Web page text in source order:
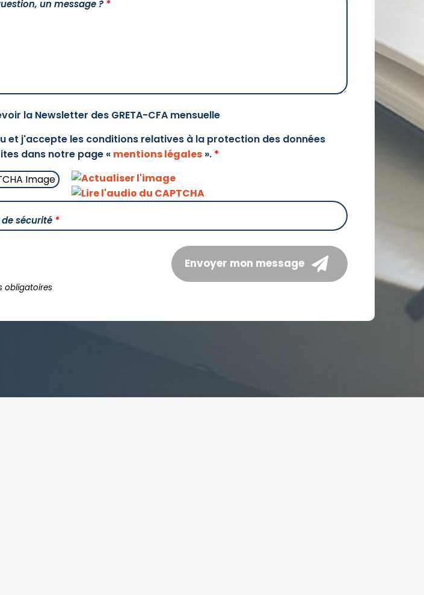
un message ? *
la Newsletter des GRETA-CFA mensuelle
et j'accepte les conditions relatives à la protection des données
dans notre page « mentions légales ». *
sécurité *
Envoyer mon message
obligatoires
en garantissant la conformité avec les réglementations.